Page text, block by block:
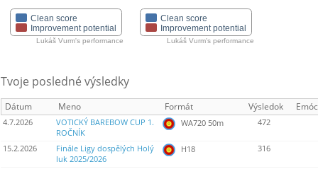
Clean score
Improvement potential
Lukáš Vurm's performance
Clean score
Improvement potential
Lukáš Vurm's performance
Tvoje posledné výsledky
Dátum Meno Formát Výsledok
4.7.2026
VOTICKÝ BAREBOW CUP 1.
ROČNÍK
WA720 50m 472
15.2.2026
Finále Ligy dospělých Holý
luk 2025/2026
H18 316